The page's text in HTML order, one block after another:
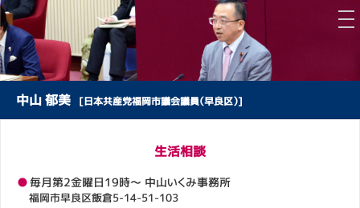
中山 郁美 [日本共産党福岡市議会議員（早良区）]
生活相談
●毎月第2金曜日19時～ 中山いくみ事務所
福岡市早良区飯倉5-14-51-103